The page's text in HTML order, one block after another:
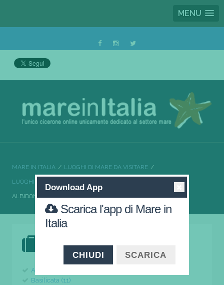
MENU
MARE IN ITALIA LUOGHI DI MARE DA VISITARE
LUOGHI DI MARE DA VISITARE CALABRIA
ALBIDONA UN TUFFO DOVE IL MARE È PIÙ BLU
Abruzzo (24)
Basilicata (11)
Download App
Scarica l'app di Mare in
Italia
CHIUDI SCARICA